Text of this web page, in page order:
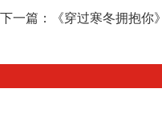
下一篇： 《穿过寒冬拥抱